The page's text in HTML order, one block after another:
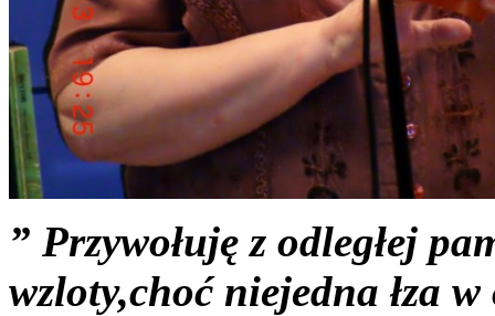
” Przywołuję z odległej
wzloty,choć niejedna łza